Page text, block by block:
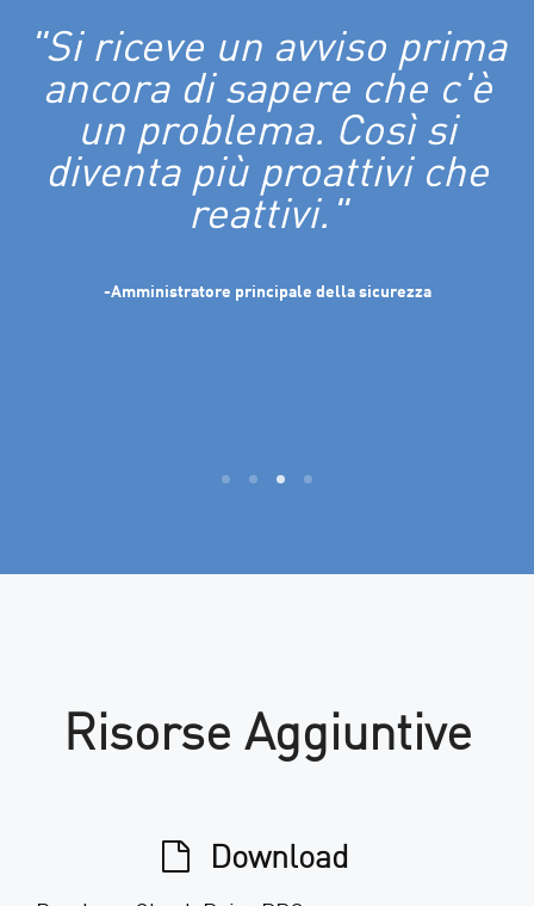
"Si riceve un avviso prima
ancora di sapere che c'è
un problema. Così si
diventa più proattivi che
reattivi."
-Amministratore principale della sicurezza
Risorse Aggiuntive
Download